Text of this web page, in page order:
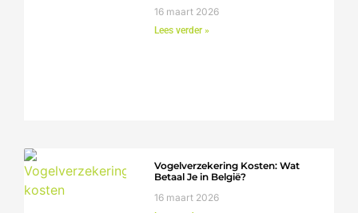
16 maart 2026
Lees verder »
Vogelverzekering Kosten: Wat
Betaal Je in België?
16 maart 2026